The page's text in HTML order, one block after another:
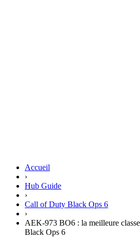
Accueil
›
Hub Guide
›
Call of Duty Black Ops 6
›
AEK-973 BO6 : la meilleure
Black Ops 6